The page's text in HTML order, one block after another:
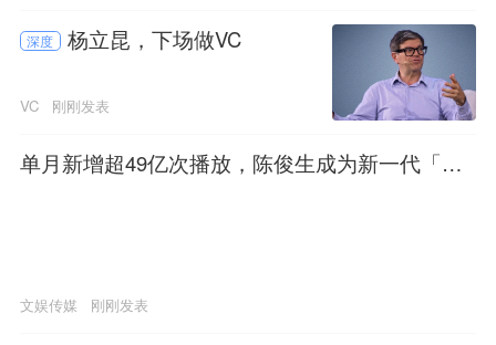
深度 杨立昆，下场做VC
VC 刚刚发表
单月新增超49亿次播放，陈俊生成为新一代「mo
文娱传媒 刚刚发表